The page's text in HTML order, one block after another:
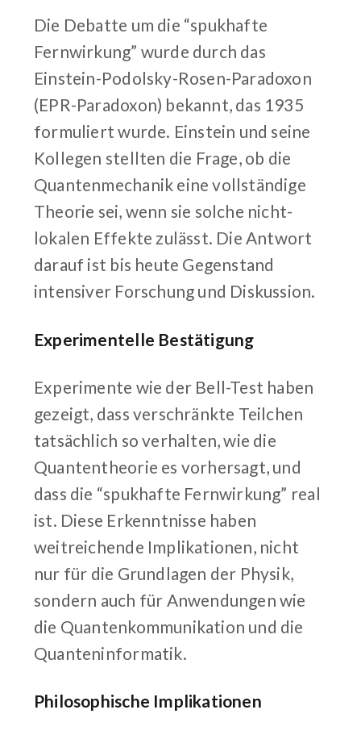
Die Debatte um die “spukhafte
Fernwirkung” wurde durch das
Einstein-Podolsky-Rosen-Paradoxon
(EPR-Paradoxon) bekannt, das 1935
formuliert wurde. Einstein und seine
Kollegen stellten die Frage, ob die
Quantenmechanik eine vollständige
Theorie sei, wenn sie solche nicht-
lokalen Effekte zulässt. Die Antwort
darauf ist bis heute Gegenstand
intensiver Forschung und Diskussion.
Experimentelle Bestätigung
Experimente wie der Bell-Test haben
gezeigt, dass verschränkte Teilchen
tatsächlich so verhalten, wie die
Quantentheorie es vorhersagt, und
dass die “spukhafte Fernwirkung” real
ist. Diese Erkenntnisse haben
weitreichende Implikationen, nicht
nur für die Grundlagen der Physik,
sondern auch für Anwendungen wie
die Quantenkommunikation und die
Quanteninformatik.
Philosophische Implikationen